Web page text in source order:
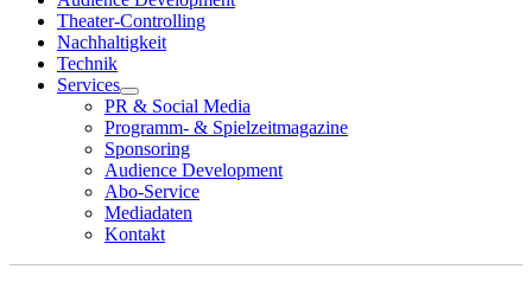
Theater-Controlling
Nachhaltigkeit
Technik
Services
Show
sub
menu
PR & Social Media
Programm- & Spielzeitmagazine
Sponsoring
Audience Development
Abo-Service
Mediadaten
Kontakt